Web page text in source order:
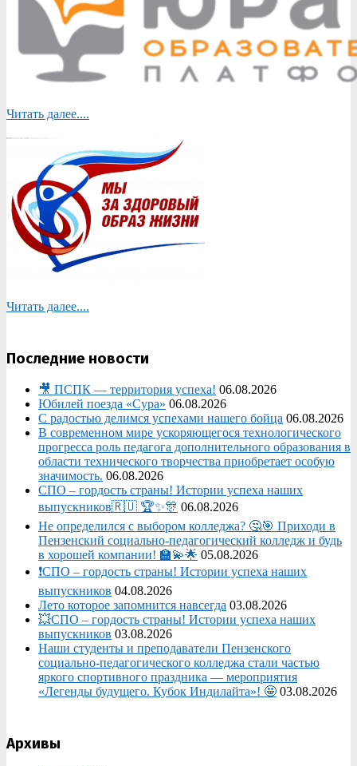
Читать далее....
Читать далее....
Последние новости
🎥 ПСПК — территория успеха! 06.08.2026
Юбилей поезда «Сура» 06.08.2026
С радостью делимся успехами нашего бойца 06.08.2026
В современном мире ускоряющегося технологического
прогресса роль педагога дополнительного образования в
области технического творчества приобретает особую
значимость. 06.08.2026
СПО – гордость страны! Истории успеха наших
выпускников🇷🇺 🏆✨🎊 06.08.2026
Не определился с выбором колледжа? 🤔🎯 Приходи в
Пензенский социально-педагогический колледж и будь
в хорошей компании! 🏫💫🌟 05.08.2026
❗СПО – гордость страны! Истории успеха наших
выпускников 04.08.2026
Лето которое запомнится навсегда 03.08.2026
💥СПО – гордость страны! Истории успеха наших
выпускников 03.08.2026
Наши студенты и преподаватели Пензенского
социально‑педагогического колледжа стали частью
яркого спортивного праздника — мероприятия
«Легенды будущего. Кубок Индилайта»! 🤩 03.08.2026
Архивы